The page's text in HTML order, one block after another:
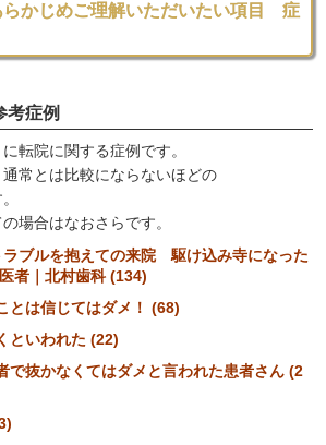
らかじめご理解いただいたい項目 症
考症例
転院に関する症例です。
常とは比較にならないほどの
場合はなおさらです。
ラブルを抱えての来院 駆け込み寺になった
者｜北村歯科 (134)
とは信じてはダメ！ (68)
といわれた (22)
で抜かなくてはダメと言われた患者さん (2